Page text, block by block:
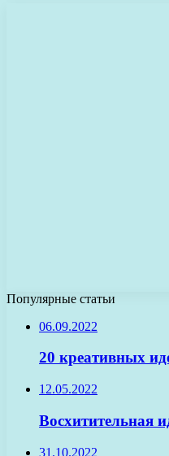
Популярные статьи
06.09.2022
20 креативных
12.05.2022
Восхитительная
31.10.2022